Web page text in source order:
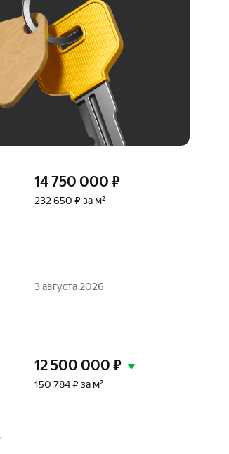
14 750 000 ₽
232 650 ₽ за м²
3 августа 2026
12 500 000 ₽
150 784 ₽ за м²